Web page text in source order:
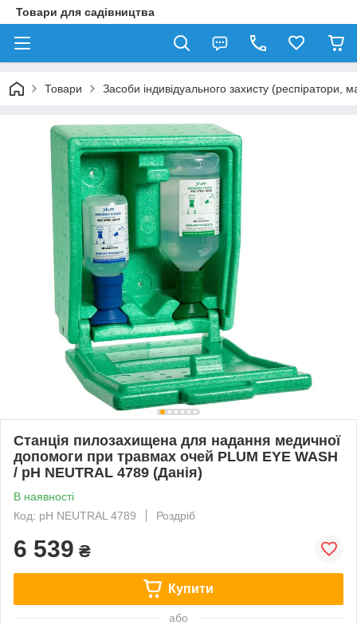
Товари для садівництва
Товари Засоби індивідуального захисту (респіратори,
Станція пилозахищена для надання медичної
допомоги при травмах очей PLUM EYE WASH
/ pH NEUTRAL 4789 (Данія)
В наявності
Код: pH NEUTRAL 4789
Роздріб
6 539 ₴
Купити
або